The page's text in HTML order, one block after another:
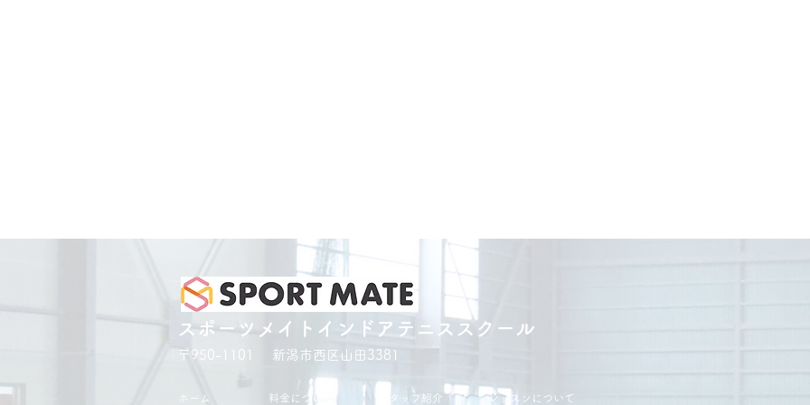
スポーツメイトインドアテニススクール
ホーム スタッフ紹介 レッスンについて
〒950-1101 新潟市西区山田3381
料金について